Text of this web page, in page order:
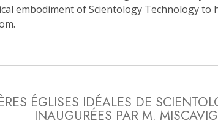
embodiment of Scientology Technology to
ÉGLISES IDÉALES DE
INAUGURÉES PAR M.